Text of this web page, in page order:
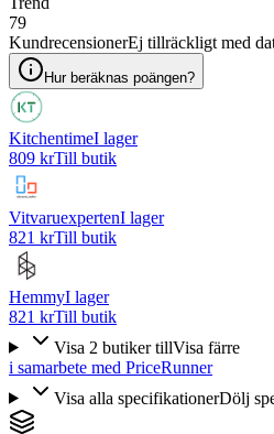
79
KundrecensionerEj tillräckligt med
Hur beräknas poängen?
KitchentimeI lager
809 krTill butik
VitvaruexpertenI lager
821 krTill butik
HemmyI lager
821 krTill butik
Visa 2 butiker tillVisa färre
i samarbete med PriceRunner
Visa alla specifikationerDölj